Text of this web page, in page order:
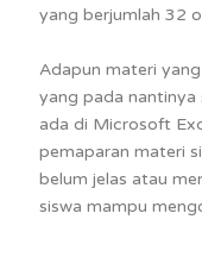
yang berjumlah 32
Adapun materi
yang pada
ada di Microsoft
pemaparan materi
belum jelas atau
siswa mampu